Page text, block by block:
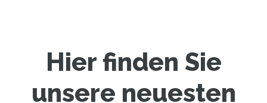
Hier finden Sie
unsere neuesten